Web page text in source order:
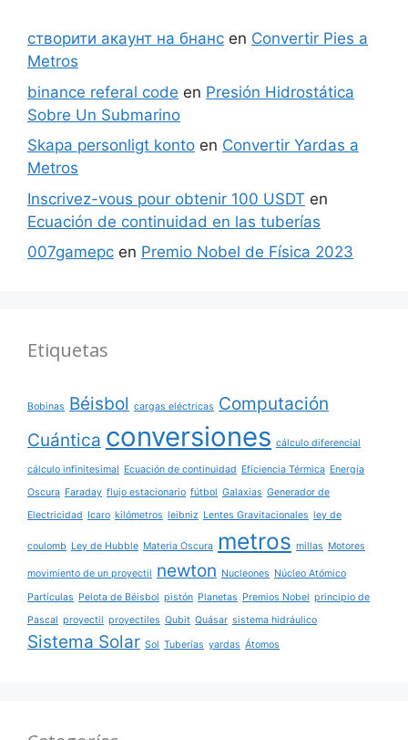
створити акаунт на бнанс en Convertir Pies a
Metros
binance referal code en Presión Hidrostática
Sobre Un Submarino
Skapa personligt konto en Convertir Yardas a
Metros
Inscrivez-vous pour obtenir 100 USDT en
Ecuación de continuidad en las tuberías
007gamepc en Premio Nobel de Física 2023
Etiquetas
Bobinas Béisbol cargas eléctricas Computación
Cuántica conversiones cálculo diferencial
cálculo infinitesimal Ecuación de continuidad Eficiencia Térmica Energía
Oscura Faraday flujo estacionario fútbol Galaxias Generador de
Electricidad Icaro kilómetros leibniz Lentes Gravitacionales ley de
coulomb Ley de Hubble Materia Oscura metros millas Motores
movimiento de un proyectil newton Nucleones Núcleo Atómico
Partículas Pelota de Béisbol pistón Planetas Premios Nobel principio de
Pascal proyectil proyectiles Qubit Quásar sistema hidráulico
Sistema Solar Sol Tuberías yardas Átomos